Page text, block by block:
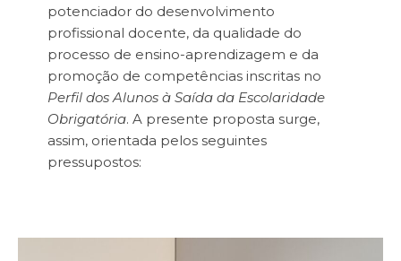
potenciador do desenvolvimento
profissional docente, da qualidade do
processo de ensino-aprendizagem e da
promoção de competências inscritas no
Perfil dos Alunos à Saída da Escolaridade
Obrigatória. A presente proposta surge,
assim, orientada pelos seguintes
pressupostos: